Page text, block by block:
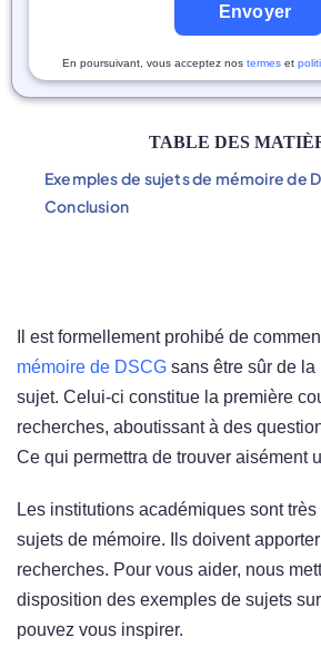
Envoyer
En poursuivant, vous acceptez nos termes et
TABLE DES
Exemples de sujets de mémoire de
Conclusion
Il est formellement prohibé de
mémoire de DSCG sans être sûr de
sujet. Celui-ci constitue la première
recherches, aboutissant à des
Ce qui permettra de trouver aisément
Les institutions académiques sont
sujets de mémoire. Ils doivent
recherches. Pour vous aider, nous
disposition des exemples de sujets
pouvez vous inspirer.